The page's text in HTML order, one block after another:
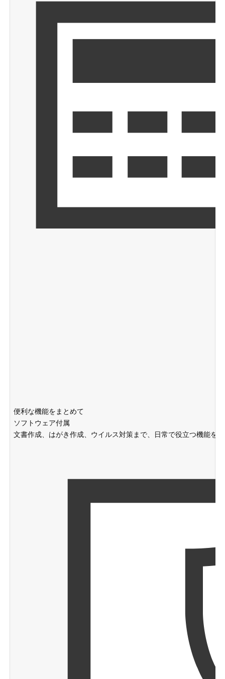
便利な機能をまとめて
ソフトウェア付属
文書作成、はがき作成、ウイルス対策まで、日常で役立つ機能を